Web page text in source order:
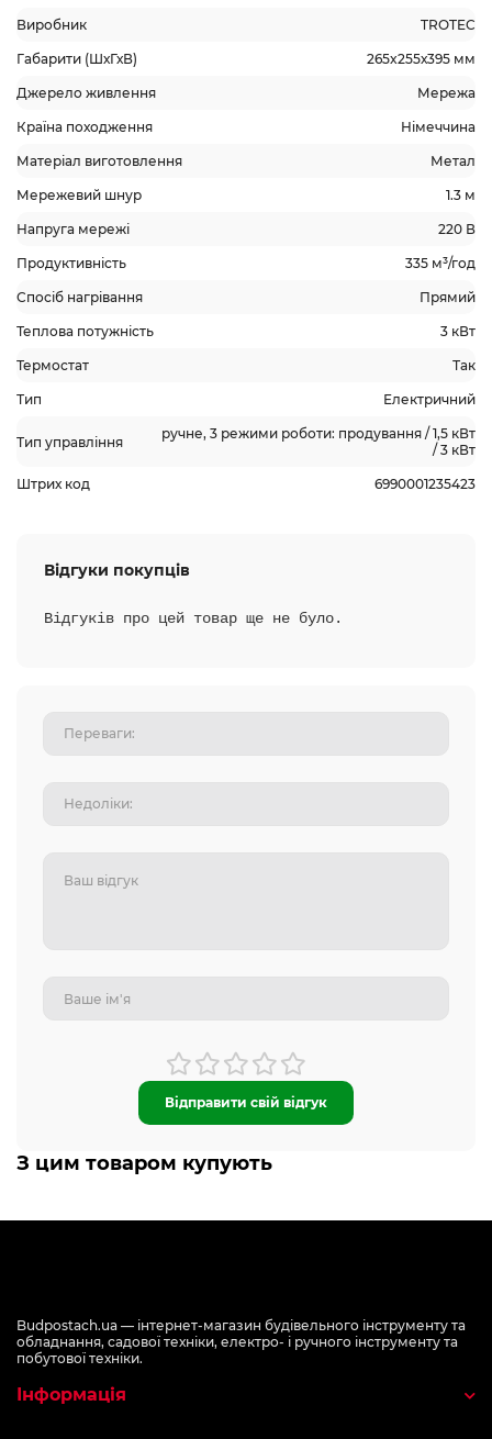
Виробник TROTEC
Габарити (ШхГхВ) 265x255х395 мм
Джерело живлення Мережа
Країна походження Німеччина
Матеріал виготовлення Метал
Мережевий шнур 1.3 м
Напруга мережі 220 В
Продуктивність 335 м³/год
Спосіб нагрівання Прямий
Теплова потужність 3 кВт
Термостат Так
Тип Електричний
Тип управління
ручне, 3 режими роботи: продування / 1,5 кВт
/ 3 кВт
Штрих код 6990001235423
Відгуки покупців
Відгуків про цей товар ще не було.
Відправити свій відгук
З цим товаром купують
Budpostach.ua — інтернет-магазин будівельного інструменту та
обладнання, садової техніки, електро- і ручного інструменту та
побутової техніки.
Інформація